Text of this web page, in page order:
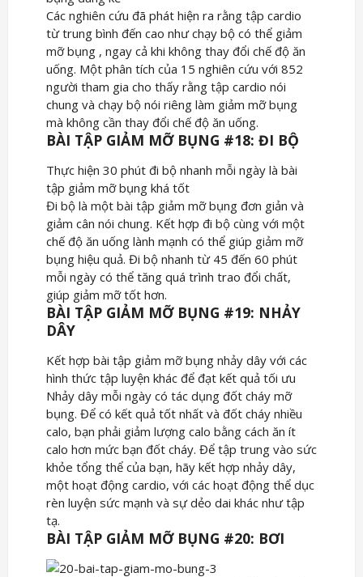
Các nghiên cứu đã phát hiện ra rằng tập cardio
từ trung bình đến cao như chạy bộ có thể giảm
mỡ bụng , ngay cả khi không thay đổi chế độ ăn
uống. Một phân tích của 15 nghiên cứu với 852
người tham gia cho thấy rằng tập cardio nói
chung và chạy bộ nói riêng làm giảm mỡ bụng
mà không cần thay đổi chế độ ăn uống.
BÀI TẬP GIẢM MỠ BỤNG #18: ĐI BỘ
Thực hiện 30 phút đi bộ nhanh mỗi ngày là bài
tập giảm mỡ bụng khá tốt
Đi bộ là một bài tập giảm mỡ bụng đơn giản và
giảm cân nói chung. Kết hợp đi bộ cùng với một
chế độ ăn uống lành mạnh có thể giúp giảm mỡ
bụng hiệu quả. Đi bộ nhanh từ 45 đến 60 phút
mỗi ngày có thể tăng quá trình trao đổi chất,
giúp giảm mỡ tốt hơn.
BÀI TẬP GIẢM MỠ BỤNG #19: NHẢY
DÂY
Kết hợp bài tập giảm mỡ bụng nhảy dây với các
hình thức tập luyện khác để đạt kết quả tối ưu
Nhảy dây mỗi ngày có tác dụng đốt cháy mỡ
bụng. Để có kết quả tốt nhất và đốt cháy nhiều
calo, bạn phải giảm lượng calo bằng cách ăn ít
calo hơn mức bạn đốt cháy. Để tập trung vào sức
khỏe tổng thể của bạn, hãy kết hợp nhảy dây,
một hoạt động cardio, với các hoạt động thể dục
rèn luyện sức mạnh và sự dẻo dai khác như tập
tạ.
BÀI TẬP GIẢM MỠ BỤNG #20: BƠI